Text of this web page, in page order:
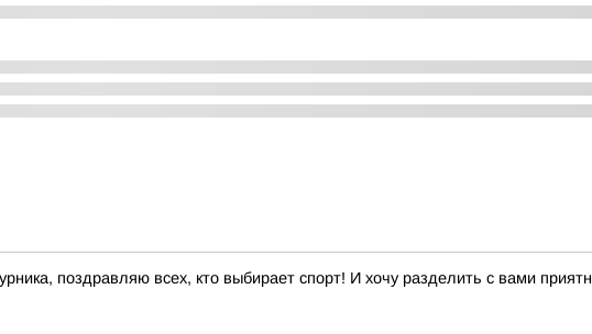
поздравляю всех, кто выбирает спорт! И хочу разделить с вами